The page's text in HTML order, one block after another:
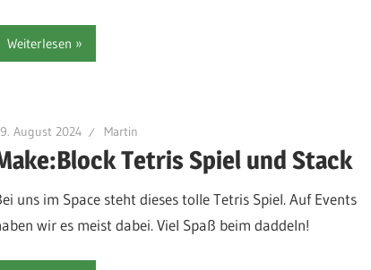
Weiterlesen
August 2024 Martin
Tetris Spiel und Stack
uns im Space steht dieses tolle Tetris Spiel. Auf Events
wir es meist dabei. Viel Spaß beim daddeln!